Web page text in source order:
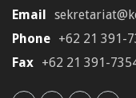
Email
Phone +62 21 391-
Fax +62 21 391-